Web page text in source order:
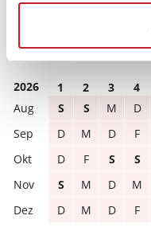
frei belegt
2026 1 2 3 4
S
S M D
D
M D F
D
F S S
S
M D M
D
M D F